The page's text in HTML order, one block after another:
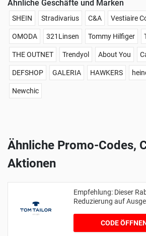
Ähnliche Geschäfte und Marken
SHEIN Stradivarius C&A Vestiaire
OMODA 321Linsen Tommy Hilfiger
THE OUTNET Trendyol About You
DEFSHOP GALERIA HAWKERS
Newchic
Ähnliche Promo-Codes,
Aktionen
Empfehlung: Dieser
Reduzierung auf
CODE